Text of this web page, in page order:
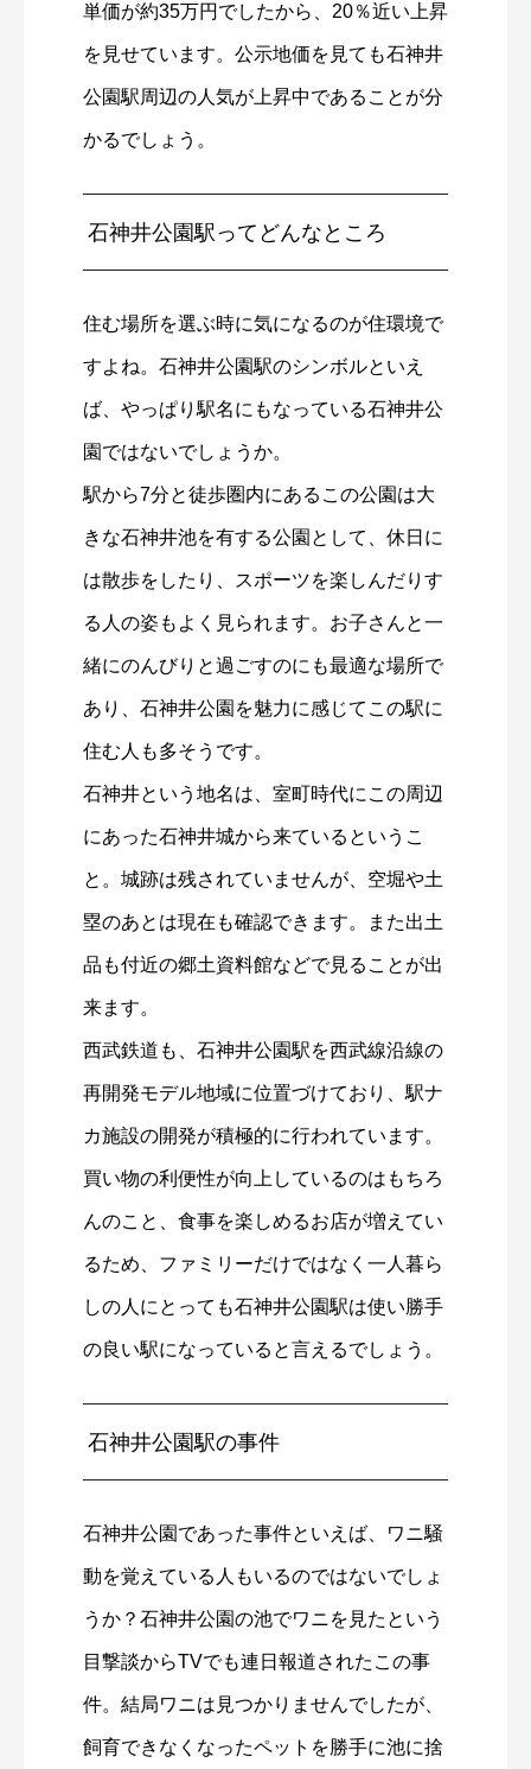
単価が約35万円でしたから、20％近い上昇
を見せています。公示地価を見ても石神井
公園駅周辺の人気が上昇中であることが分
かるでしょう。
石神井公園駅ってどんなところ
住む場所を選ぶ時に気になるのが住環境で
すよね。石神井公園駅のシンボルといえ
ば、やっぱり駅名にもなっている石神井公
園ではないでしょうか。
駅から7分と徒歩圏内にあるこの公園は大
きな石神井池を有する公園として、休日に
は散歩をしたり、スポーツを楽しんだりす
る人の姿もよく見られます。お子さんと一
緒にのんびりと過ごすのにも最適な場所で
あり、石神井公園を魅力に感じてこの駅に
住む人も多そうです。
石神井という地名は、室町時代にこの周辺
にあった石神井城から来ているというこ
と。城跡は残されていませんが、空堀や土
塁のあとは現在も確認できます。また出土
品も付近の郷土資料館などで見ることが出
来ます。
西武鉄道も、石神井公園駅を西武線沿線の
再開発モデル地域に位置づけており、駅ナ
カ施設の開発が積極的に行われています。
買い物の利便性が向上しているのはもちろ
んのこと、食事を楽しめるお店が増えてい
るため、ファミリーだけではなく一人暮ら
しの人にとっても石神井公園駅は使い勝手
の良い駅になっていると言えるでしょう。
石神井公園駅の事件
石神井公園であった事件といえば、ワニ騒
動を覚えている人もいるのではないでしょ
うか？石神井公園の池でワニを見たという
目撃談からTVでも連日報道されたこの事
件。結局ワニは見つかりませんでしたが、
飼育できなくなったペットを勝手に池に捨